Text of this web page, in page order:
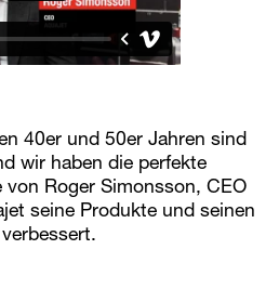
40er und 50er Jahren sind
wir haben die perfekte
von Roger Simonsson, CEO
seine Produkte und seinen